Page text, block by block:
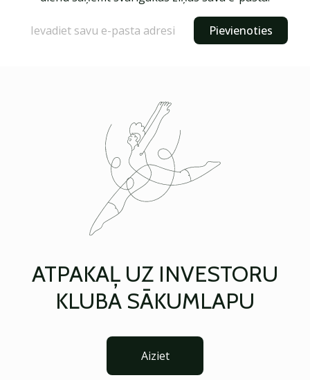
Pievienoties
ATPAKAĻ UZ INVESTORU
KLUBA SĀKUMLAPU
Aiziet